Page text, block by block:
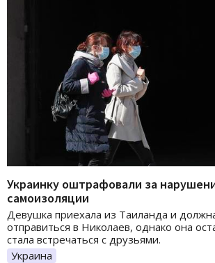
Украинку оштрафовали за
самоизоляции
Девушка приехала из Таиланда и
отправиться в Николаев, однако она
стала встречаться с друзьями.
Украина